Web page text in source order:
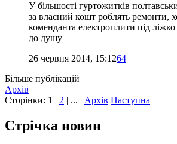
У більшості гуртожитків
за власний кошт роблять ремонти,
коменданта електроплити під ліжко
до душу
26 червня 2014, 15:1264
Більше публікацій
Архів
Сторінки: 1 | 2 | ... | Архів Наступна
Стрічка новин